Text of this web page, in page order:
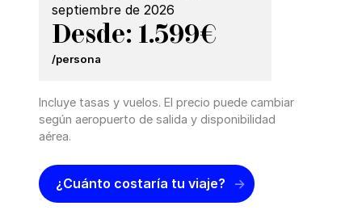
septiembre de 2026
Desde: 1.599€
/persona
Incluye tasas y vuelos. El precio puede cambiar
según aeropuerto de salida y disponibilidad
aérea.
¿Cuánto costaría tu viaje?